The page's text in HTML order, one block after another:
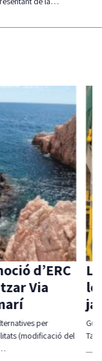
La
ja
Guíxols
Taula
d’ERC
Via
per
del